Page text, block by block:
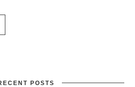
POSTS